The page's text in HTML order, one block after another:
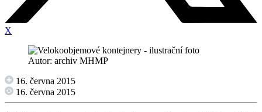
X
Autor: archiv MHMP
16. června 2015
16. června 2015